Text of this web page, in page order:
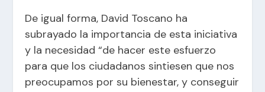
De igual forma, David Toscano ha
subrayado la importancia de esta iniciativa
y la necesidad “de hacer este esfuerzo
para que los ciudadanos sintiesen que nos
preocupamos por su bienestar, y conseguir